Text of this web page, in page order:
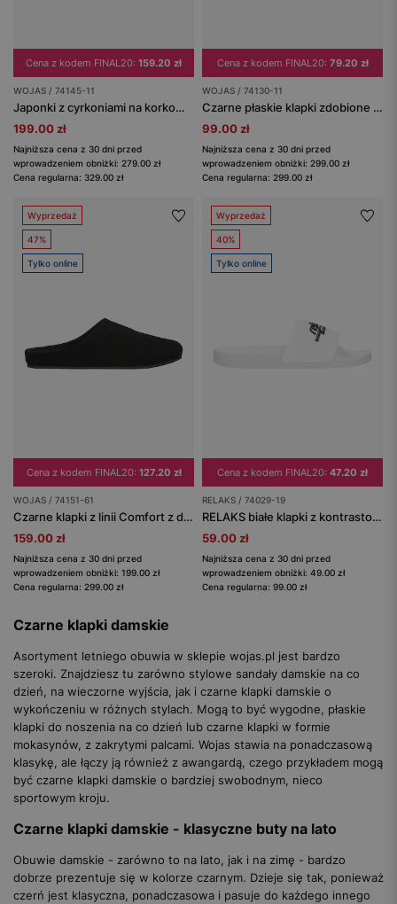
Cena z kodem FINAL20: 159.20 zł
WOJAS / 74145-11
Japonki z cyrkoniami na korkowej podeszwie
199.00 zł
Najniższa cena z 30 dni przed
wprowadzeniem obniżki: 279.00 zł
Cena regularna: 329.00 zł
Cena z kodem FINAL20: 79.20 zł
WOJAS / 74130-11
Czarne płaskie klapki zdobione kryształkami
99.00 zł
Najniższa cena z 30 dni przed
wprowadzeniem obniżki: 299.00 zł
Cena regularna: 299.00 zł
Wyprzedaż
47%
Tylko online
Cena z kodem FINAL20: 127.20 zł
WOJAS / 74151-61
Czarne klapki z linii Comfort z dwoiny welurowej
159.00 zł
Najniższa cena z 30 dni przed
wprowadzeniem obniżki: 199.00 zł
Cena regularna: 299.00 zł
Wyprzedaż
40%
Tylko online
Cena z kodem FINAL20: 47.20 zł
RELAKS / 74029-19
RELAKS białe klapki z kontrastowym logo
59.00 zł
Najniższa cena z 30 dni przed
wprowadzeniem obniżki: 49.00 zł
Cena regularna: 99.00 zł
Czarne klapki damskie
Asortyment letniego obuwia w sklepie wojas.pl jest bardzo
szeroki. Znajdziesz tu zarówno stylowe sandały damskie na co
dzień, na wieczorne wyjścia, jak i czarne klapki damskie o
wykończeniu w różnych stylach. Mogą to być wygodne, płaskie
klapki do noszenia na co dzień lub czarne klapki w formie
mokasynów, z zakrytymi palcami. Wojas stawia na ponadczasową
klasykę, ale łączy ją również z awangardą, czego przykładem mogą
być czarne klapki damskie o bardziej swobodnym, nieco
sportowym kroju.
Czarne klapki damskie - klasyczne buty na lato
Obuwie damskie - zarówno to na lato, jak i na zimę - bardzo
dobrze prezentuje się w kolorze czarnym. Dzieje się tak, ponieważ
czerń jest klasyczna, ponadczasowa i pasuje do każdego innego